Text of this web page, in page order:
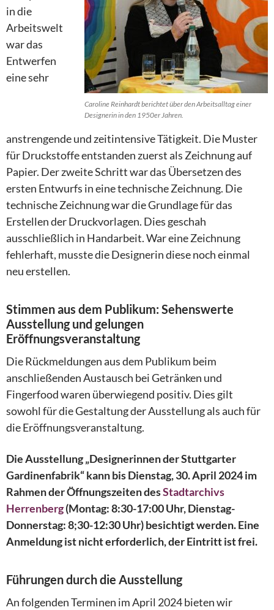
Caroline Reinhardt berichtet über den Arbeitsalltag einer
Designerin in den 1950er Jahren.
in die
Arbeitswelt
war das
Entwerfen
eine sehr
anstrengende und zeitintensive Tätigkeit. Die Muster
für Druckstoffe entstanden zuerst als Zeichnung auf
Papier. Der zweite Schritt war das Übersetzen des
ersten Entwurfs in eine technische Zeichnung. Die
technische Zeichnung war die Grundlage für das
Erstellen der Druckvorlagen. Dies geschah
ausschließlich in Handarbeit. War eine Zeichnung
fehlerhaft, musste die Designerin diese noch einmal
neu erstellen.
Stimmen aus dem Publikum: Sehenswerte
Ausstellung und gelungen
Eröffnungsveranstaltung
Die Rückmeldungen aus dem Publikum beim
anschließenden Austausch bei Getränken und
Fingerfood waren überwiegend positiv. Dies gilt
sowohl für die Gestaltung der Ausstellung als auch für
die Eröffnungsveranstaltung.
Die Ausstellung „Designerinnen der Stuttgarter
Gardinenfabrik“ kann bis Dienstag, 30. April 2024 im
Rahmen der Öffnungszeiten desStadtarchivs
Herrenberg(Montag: 8:30-17:00 Uhr, Dienstag-
Donnerstag: 8;30-12:30 Uhr) besichtigt werden. Eine
Anmeldung ist nicht erforderlich, der Eintritt ist frei.
Führungen durch die Ausstellung
An folgenden Terminen im April 2024 bieten wir